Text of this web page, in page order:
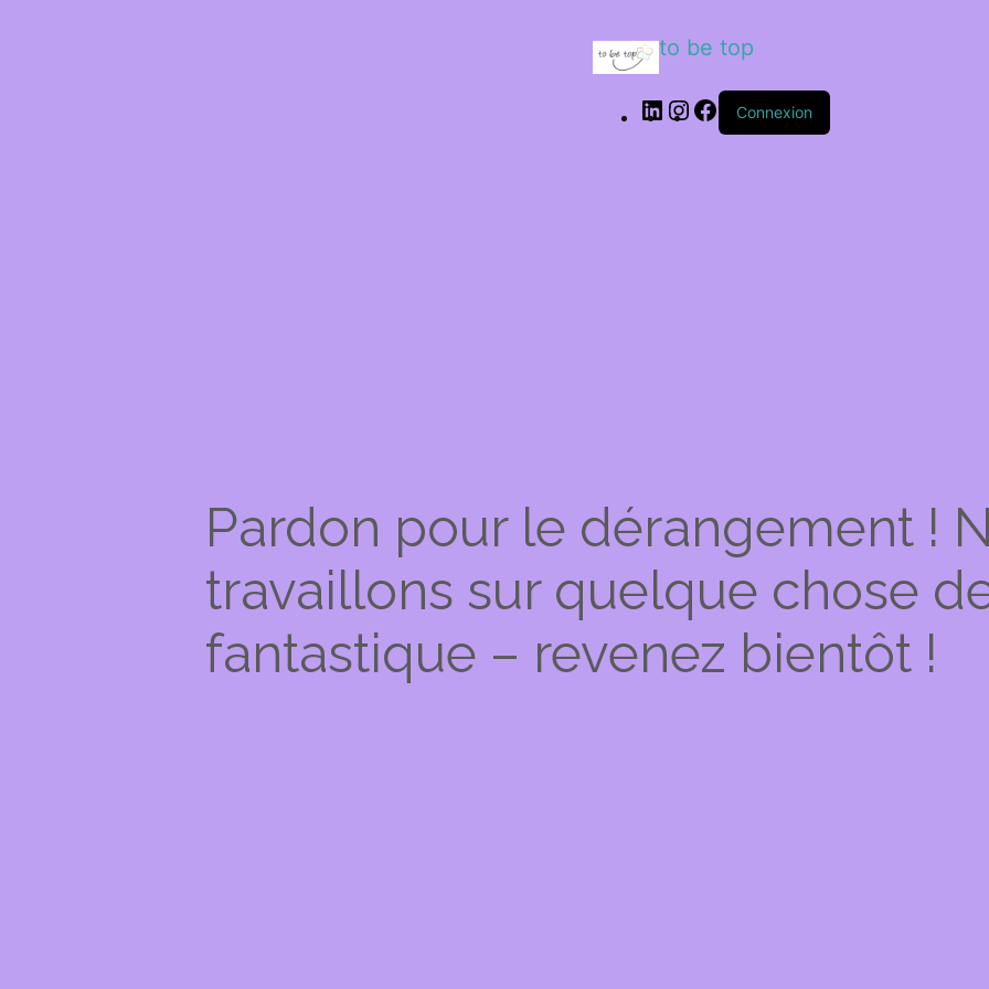
to be top
Connexion
Pardon pour le dérangement !
travaillons sur quelque chose
fantastique – revenez bientôt !